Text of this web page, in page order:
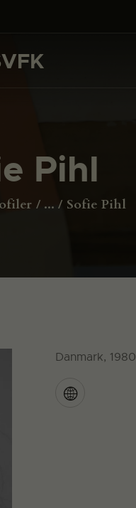
Pihl
... Sofie Pihl
Danmark, 1980